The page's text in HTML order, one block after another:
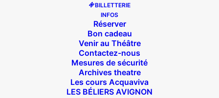
BILLETTERIE
INFOS
Réserver
Bon cadeau
Venir au Théâtre
Contactez-nous
Mesures de sécurité
Archives theatre
Les cours Acquaviva
LES BÉLIERS AVIGNON